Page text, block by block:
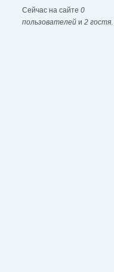
Сейчас на сайте 0
пользователей и 2 гостя.